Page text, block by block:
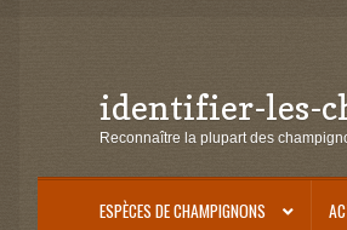
Aller
à
navigation
Aller
au
identifier-les-
Reconnaître la plupart des
ESPÈCES DE CHAMPIGNONS